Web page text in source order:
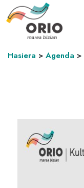
Hasiera > Agenda >